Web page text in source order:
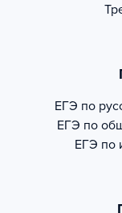
ЕГЭ по
ЕГЭ по
ЕГЭ по